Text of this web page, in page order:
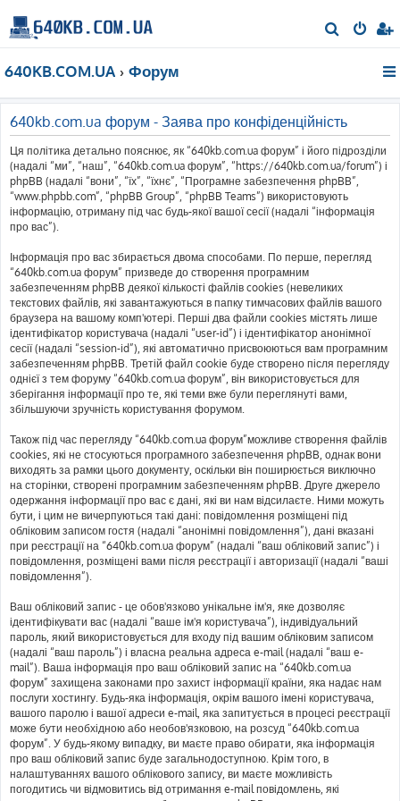
о
640KB.COM.UA Форум
640kb.com.ua форум - Заява про конфіденційність
Ця політика детально пояснює, як “640kb.com.ua форум” і його підрозділи
(надалі “ми”, “наш”, “640kb.com.ua форум”, “https://640kb.com.ua/forum”) і
phpBB (надалі “вони”, “їх”, “їхнє”, “Програмне забезпечення phpBB”,
“www.phpbb.com”, “phpBB Group”, “phpBB Teams”) використовують
інформацію, отриману під час будь-якої вашої сесії (надалі “інформація
про вас”).
Інформація про вас збирається двома способами. По перше, перегляд
“640kb.com.ua форум” призведе до створення програмним
забезпеченням phpBB деякої кількості файлів cookies (невеликих
текстових файлів, які завантажуються в папку тимчасових файлів вашого
браузера на вашому комп'ютері. Перші два файли cookies містять лише
ідентифікатор користувача (надалі “user-id”) і ідентифікатор анонімної
сесії (надалі “session-id”), які автоматично присвоюються вам програмним
забезпеченням phpBB. Третій файл cookie буде створено після перегляду
однієї з тем форуму “640kb.com.ua форум”, він використовується для
зберігання інформації про те, які теми вже були переглянуті вами,
збільшуючи зручність користування форумом.
Також під час перегляду “640kb.com.ua форум”можливе створення файлів
cookies, які не стосуються програмного забезпечення phpBB, однак вони
виходять за рамки цього документу, оскільки він поширюється виключно
на сторінки, створені програмним забезпеченням phpBB. Друге джерело
одержання інформації про вас є дані, які ви нам відсилаєте. Ними можуть
бути, і цим не вичерпуються такі дані: повідомлення розміщені під
обліковим записом гостя (надалі “анонімні повідомлення”), дані вказані
при реєстрації на “640kb.com.ua форум” (надалі “ваш обліковий запис”) і
повідомлення, розміщені вами після реєстрації і авторизації (надалі “ваші
повідомлення”).
Ваш обліковий запис - це обов'язково унікальне ім'я, яке дозволяє
ідентифікувати вас (надалі “ваше ім'я користувача”), індивідуальний
пароль, який використовується для входу під вашим обліковим записом
(надалі “ваш пароль”) і власна реальна адреса e-mail (надалі “ваш e-
mail”). Ваша інформація про ваш обліковий запис на “640kb.com.ua
форум” захищена законами про захист інформації країни, яка надає нам
послуги хостингу. Будь-яка інформація, окрім вашого імені користувача,
вашого паролю і вашої адреси e-mail, яка запитується в процесі реєстрації
може бути необхідною або необов'язковою, на розсуд “640kb.com.ua
форум”. У будь-якому випадку, ви маєте право обирати, яка інформація
про ваш обліковий запис буде загальнодоступною. Крім того, в
налаштуваннях вашого облікового запису, ви маєте можливість
погодитись чи відмовитись від отримання e-mail повідомлень, які